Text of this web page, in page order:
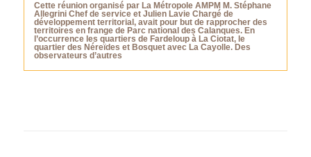
Cette réunion organisé par La Métropole AMPM M. Stéphane
Allegrini Chef de service et Julien Lavie Chargé de
développement territorial, avait pour but de rapprocher des
territoires en frange de Parc national des Calanques. En
l’occurrence les quartiers de Fardeloup à La Ciotat, le
quartier des Néreïdes et Bosquet avec La Cayolle. Des
observateurs d’autres